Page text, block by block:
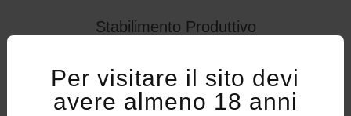
Stabilimento Produttivo
32034 – Pedavena (BL)
servizioconsumatori@birracastello.it
Per visitare il sito devi
avere almeno 18 anni